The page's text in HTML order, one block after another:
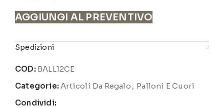
AGGIUNGI AL PREVENTIVO
Spedizioni
COD: BALL12CE
Categorie: Articoli Da Regalo , Palloni E Cuori
Condividi: